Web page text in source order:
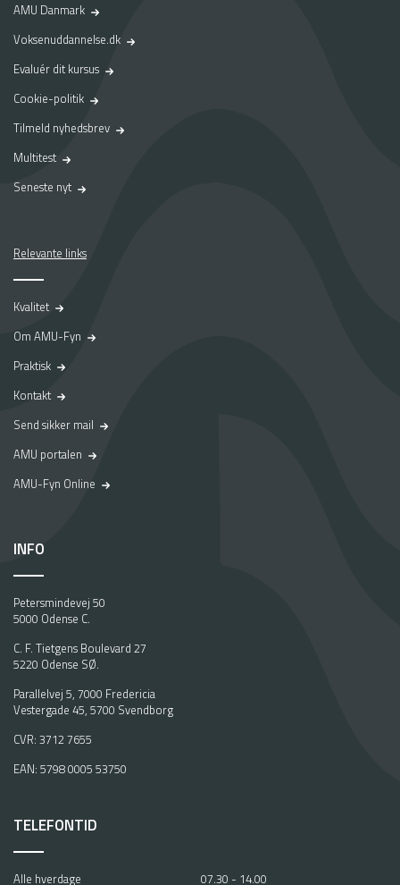
AMU Danmark
Voksenuddannelse.dk
Evaluér dit kursus
Cookie-politik
Tilmeld nyhedsbrev
Multitest
Seneste nyt
Relevante links
Kvalitet
Om AMU-Fyn
Praktisk
Kontakt
Send sikker mail
AMU portalen
AMU-Fyn Online
INFO
Petersmindevej 50
5000 Odense C.
C. F. Tietgens Boulevard 27
5220 Odense SØ.
Parallelvej 5, 7000 Fredericia
Vestergade 45, 5700 Svendborg
CVR: 3712 7655
EAN: 5798 0005 53750
TELEFONTID
Alle hverdage 07.30 - 14.00